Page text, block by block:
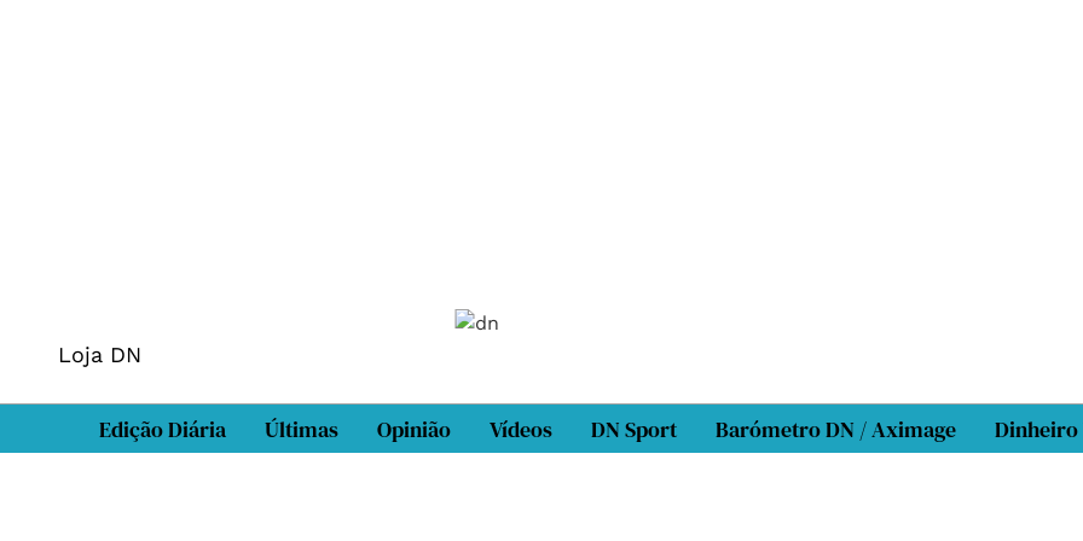
Loja DN
Edição Diária Últimas Opinião Vídeos DN Sport Barómetro DN / Aximage Dinheiro